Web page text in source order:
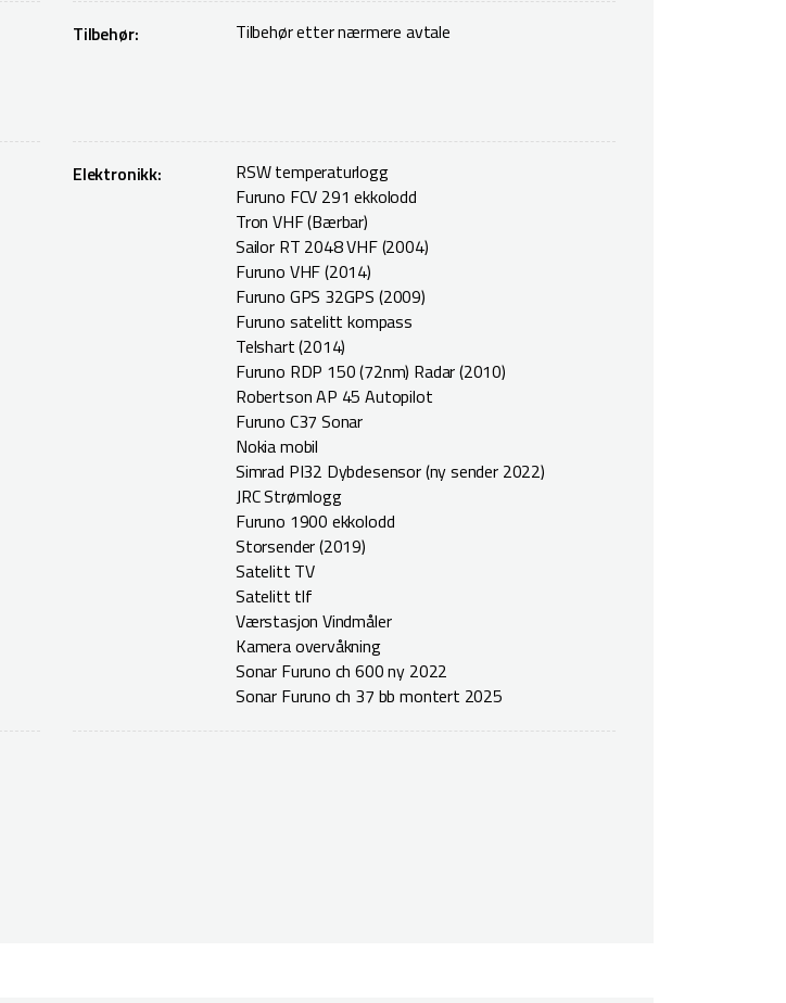
Tilbehør: Tilbehør etter nærmere avtale
Elektronikk:
RSW temperaturlogg
Furuno FCV 291 ekkolodd
Tron VHF (Bærbar)
Sailor RT 2048 VHF (2004)
Furuno VHF (2014)
Furuno GPS 32GPS (2009)
Furuno satelitt kompass
Telshart (2014)
Furuno RDP 150 (72nm) Radar (2010)
Robertson AP 45 Autopilot
Furuno C37 Sonar
Nokia mobil
Simrad PI32 Dybdesensor (ny sender 2022)
JRC Strømlogg
Furuno 1900 ekkolodd
Storsender (2019)
Satelitt TV
Satelitt tlf
Værstasjon Vindmåler
Kamera overvåkning
Sonar Furuno ch 600 ny 2022
Sonar Furuno ch 37 bb montert 2025